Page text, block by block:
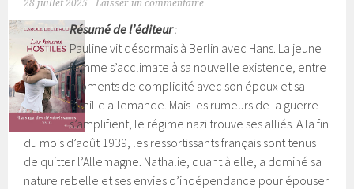
28 juillet 2025 Laisser un commentaire
Résumé de l’éditeur:
Pauline vit désormais à Berlin avec Hans. La jeune
femme s’acclimate à sa nouvelle existence, entre
moments de complicité avec son époux et sa
famille allemande. Mais les rumeurs de la guerre
s’amplifient, le régime nazi trouve ses alliés. A la fin
du mois d’août 1939, les ressortissants français sont tenus
de quitter l’Allemagne. Nathalie, quant à elle, a dominé sa
nature rebelle et ses envies d’indépendance pour épouser